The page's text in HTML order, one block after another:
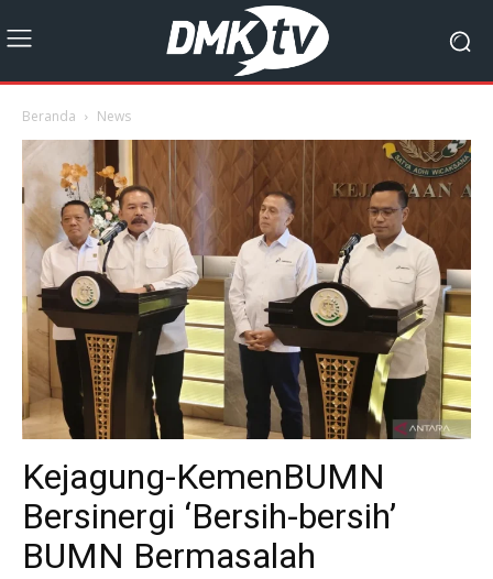
Beranda News
Kejagung-KemenBUMN
Bersinergi ‘Bersih-bersih’
BUMN Bermasalah